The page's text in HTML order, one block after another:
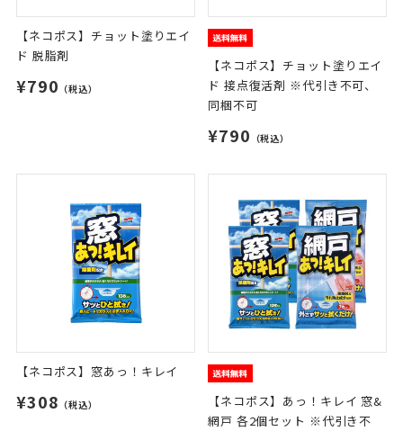
【ネコポス】チョット塗りエイ
ド 脱脂剤
¥790 （税込）
【ネコポス】チョット塗りエイ
ド 接点復活剤 ※代引き不可、
同梱不可
¥790 （税込）
【ネコポス】窓あっ！キレイ
¥308 （税込）
【ネコポス】あっ！キレイ 窓&
網戸 各2個セット ※代引き不